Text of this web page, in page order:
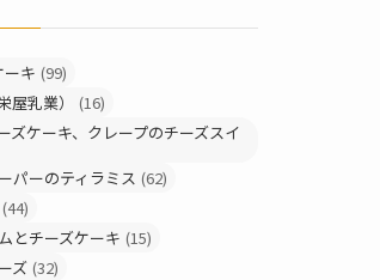
ーキ (99)
屋乳業）
(16)
ズケーキ、クレープのチーズスイ
パーのティラミス (62)
(44)
とチーズケーキ (15)
ズ (32)